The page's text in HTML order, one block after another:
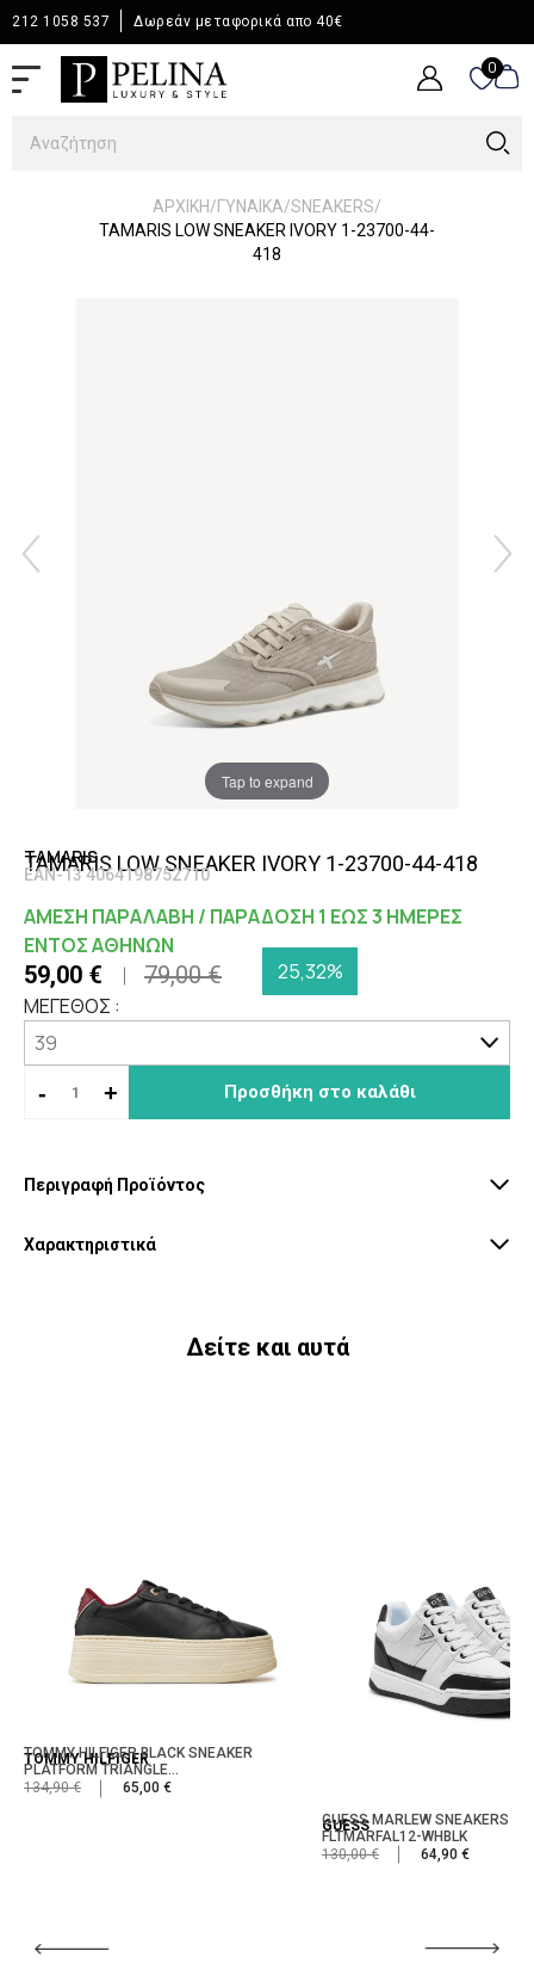
212 1058 537 Δωρεάν μεταφορικά απο 40€
0
0
ΑΡΧΙΚΉ/ΓΥΝΑΙΚΑ/SNEAKERS/
TAMARIS LOW SNEAKER IVORY 1-23700-44-
418
Tap to expand
TAMARIS
TAMARIS LOW SNEAKER IVORY 1-23700-44-418
EAN-13 4064198752710
ΑΜΕΣΗ ΠΑΡΑΛΑΒΗ / ΠΑΡΑΔΟΣΗ 1 ΕΩΣ 3 ΗΜΕΡΕΣ
ΕΝΤΟΣ ΑΘΗΝΩΝ
59,00 € 79,00 €
25,32%
ΜΕΓΕΘΟΣ :
- + Προσθήκη στο καλάθι
Περιγραφή Προϊόντος
Χαρακτηριστικά
Δείτε και αυτά
TOMMY HILFIGER
TOMMY HILFIGER BLACK SNEAKER
PLATFORM TRIANGLE...
134,90 €
65,00 €
GUESS
GUESS MARLEW SNEAKERS
FLTMARFAL12-WHBLK
130,00 €
64,90 €